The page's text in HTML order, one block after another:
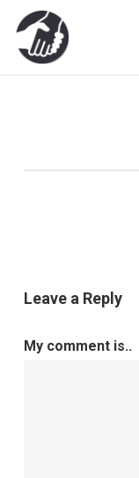
Skip
Leave a Reply
My comment is..